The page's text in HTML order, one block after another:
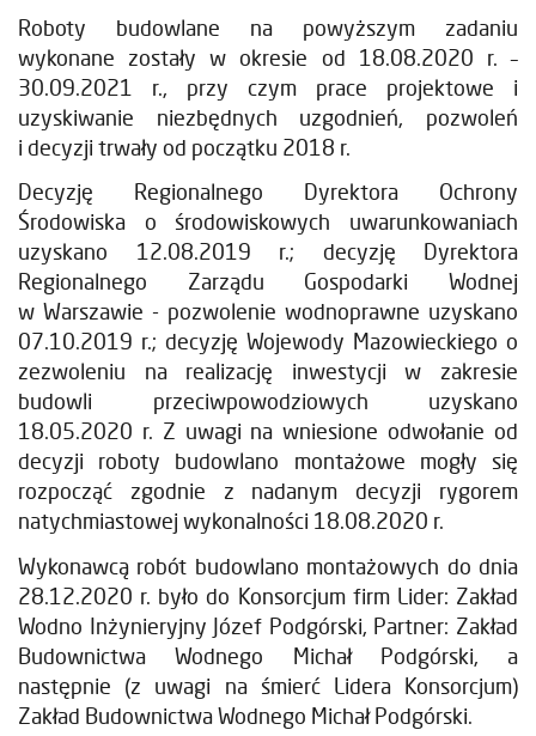
Roboty budowlane na powyższym zadaniu
wykonane zostały w okresie od 18.08.2020 r. –
30.09.2021 r., przy czym prace projektowe i
uzyskiwanie niezbędnych uzgodnień, pozwoleń
i decyzji trwały od początku 2018 r.
Decyzję Regionalnego Dyrektora Ochrony
Środowiska o środowiskowych uwarunkowaniach
uzyskano 12.08.2019 r.; decyzję Dyrektora
Regionalnego Zarządu Gospodarki Wodnej
w Warszawie - pozwolenie wodnoprawne uzyskano
07.10.2019 r.; decyzję Wojewody Mazowieckiego o
zezwoleniu na realizację inwestycji w zakresie
budowli przeciwpowodziowych uzyskano
18.05.2020 r. Z uwagi na wniesione odwołanie od
decyzji roboty budowlano montażowe mogły się
rozpocząć zgodnie z nadanym decyzji rygorem
natychmiastowej wykonalności 18.08.2020 r.
Wykonawcą robót budowlano montażowych do dnia
28.12.2020 r. było do Konsorcjum firm Lider: Zakład
Wodno Inżynieryjny Józef Podgórski, Partner: Zakład
Budownictwa Wodnego Michał Podgórski, a
następnie (z uwagi na śmierć Lidera Konsorcjum)
Zakład Budownictwa Wodnego Michał Podgórski.